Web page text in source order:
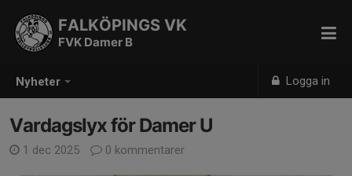
Nyheter Logga in
FALKÖPINGS VK
FVK Damer B
Vardagslyx för Damer U
1 dec 2025 0 kommentarer